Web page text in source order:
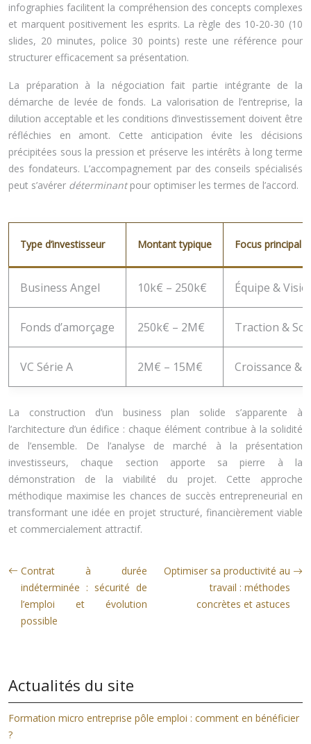
infographies facilitent la compréhension des concepts complexes
et marquent positivement les esprits. La règle des 10-20-30 (10
slides, 20 minutes, police 30 points) reste une référence pour
structurer efficacement sa présentation.
La préparation à la négociation fait partie intégrante de la
démarche de levée de fonds. La valorisation de l’entreprise, la
dilution acceptable et les conditions d’investissement doivent être
réfléchies en amont. Cette anticipation évite les décisions
précipitées sous la pression et préserve les intérêts à long terme
des fondateurs. L’accompagnement par des conseils spécialisés
peut s’avérer déterminantpour optimiser les termes de l’accord.
Type d’investisseur Montant typique Focus principal
Business Angel 10k€ – 250k€ Équipe &
Fonds d’amorçage 250k€ – 2M€ Traction &
VC Série A 2M€ – 15M€ Croissance &
La construction d’un business plan solide s’apparente à
l’architecture d’un édifice : chaque élément contribue à la solidité
de l’ensemble. De l’analyse de marché à la présentation
investisseurs, chaque section apporte sa pierre à la
démonstration de la viabilité du projet. Cette approche
méthodique maximise les chances de succès entrepreneurial en
transformant une idée en projet structuré, financièrement viable
et commercialement attractif.
Contrat à durée
indéterminée : sécurité de
l’emploi et évolution
possible
Optimiser sa productivité au
travail : méthodes
concrètes et astuces
Actualités du site
Formation micro entreprise pôle emploi : comment en bénéficier
?